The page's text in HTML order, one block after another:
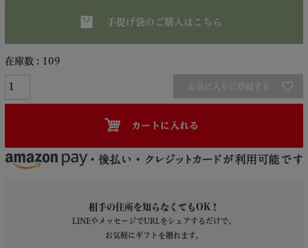
手提げ袋のご購入はこちら
在庫数 109
お気に入りに登録する
カートに入れる
相手の住所を知らなくてもOK！
LINEやメッセージでURLをシェアするだけで、
お気軽にギフトを贈れます。